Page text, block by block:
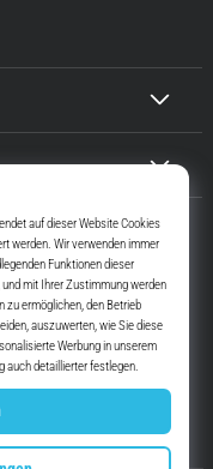
und zu laufen.
Tag.